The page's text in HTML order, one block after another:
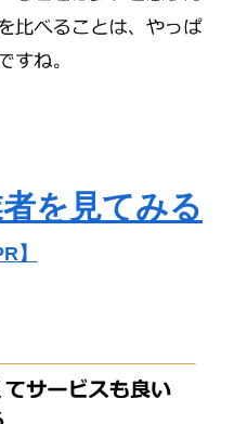
を見てみる
】